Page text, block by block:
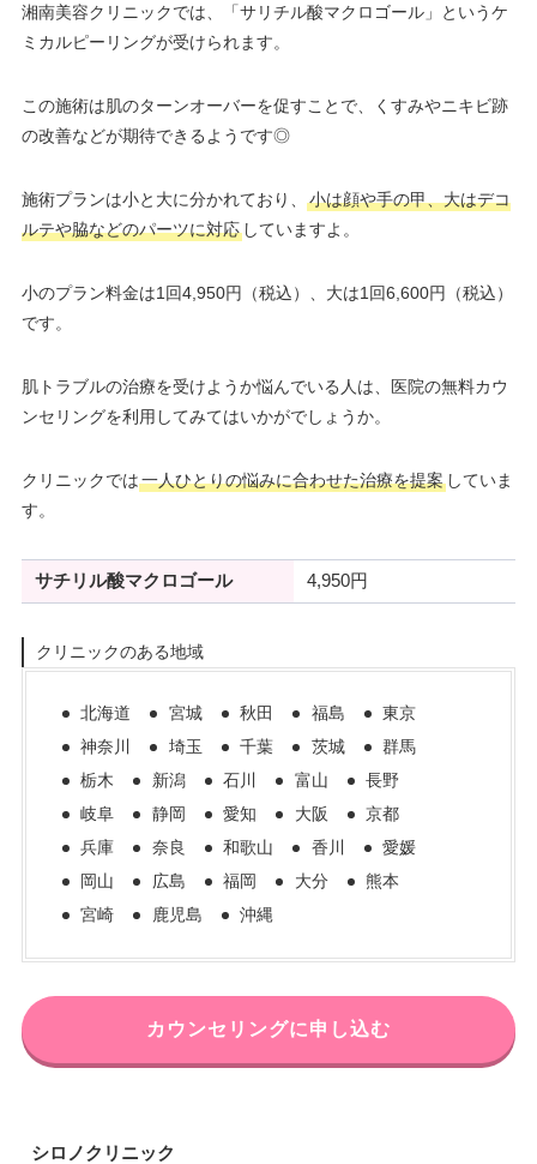
湘南美容クリニックでは、「サリチル酸マクロゴール」というケ
ミカルピーリングが受けられます。
この施術は肌のターンオーバーを促すことで、くすみやニキビ跡
の改善などが期待できるようです◎
施術プランは小と大に分かれており、
小は顔や手の甲、大はデコ
ルテや脇などのパーツに対応していますよ。
小のプラン料金は1回4,950円（税込）、大は1回6,600円（税込）
です。
肌トラブルの治療を受けようか悩んでいる人は、医院の無料カウ
ンセリングを利用してみてはいかがでしょうか。
クリニックでは一人ひとりの悩みに合わせた治療を提案していま
す。
サチリル酸マクロゴール 4,950円
クリニックのある地域
北海道 宮城 秋田 福島
東京
神奈川
埼玉 千葉 茨城
群馬
栃木
新潟 石川 富山
長野
岐阜
静岡 愛知 大阪
京都
兵庫
奈良 和歌山 香川
愛媛
岡山
広島 福岡 大分
熊本
宮崎
鹿児島 沖縄
カウンセリングに申し込む
シロノクリニック